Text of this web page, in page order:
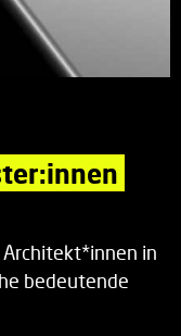
Architekt*innen in
bedeutende